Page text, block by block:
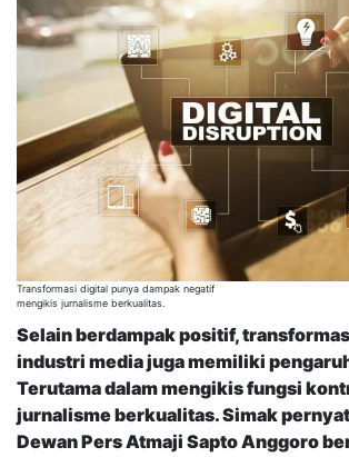
Transformasi digital punya dampak negatif
mengikis jurnalisme berkualitas.
Selain berdampak positif,
industri media juga memiliki
Terutama dalam mengikis fungsi
jurnalisme berkualitas. Simak
Dewan Pers Atmaji Sapto Anggoro